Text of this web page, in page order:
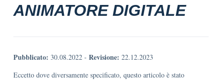
ANIMATORE DIGITALE
Pubblicato: 30.08.2022 - Revisione: 22.12.2023
Eccetto dove diversamente specificato, questo articolo è stato